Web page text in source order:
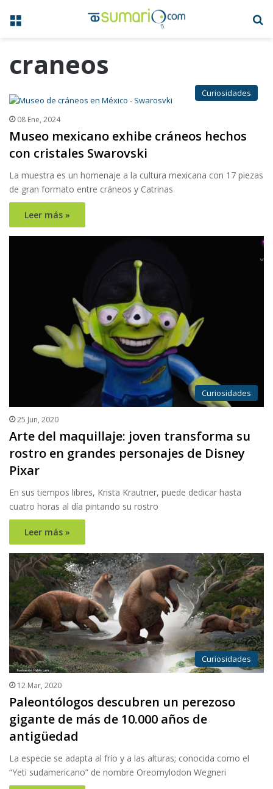
Menú
craneos
Curiosidades
08 Ene, 2024
Museo mexicano exhibe cráneos hechos
con cristales Swarovski
La muestra es un homenaje a la cultura mexicana con 17 piezas
de gran formato entre cráneos y Catrinas
Leer más »
Curiosidades
25 Jun, 2020
Arte del maquillaje: joven transforma su
rostro en grandes personajes de Disney
Pixar
En sus tiempos libres, Krista Krautner, puede dedicar hasta
cuatro horas al día pintando su rostro
Leer más »
Curiosidades
12 Mar, 2020
Paleontólogos descubren un perezoso
gigante de más de 10.000 años de
antigüedad
La especie se adapta al frío y a las alturas; conocida como el
“Yeti sudamericano” de nombre Oreomylodon Wegneri